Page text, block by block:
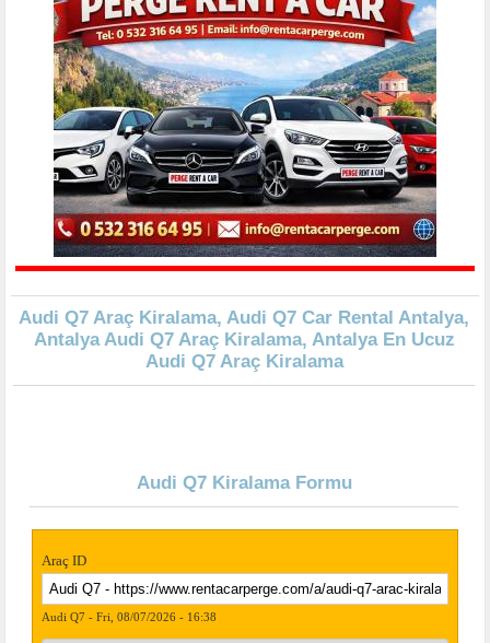
Audi Q7 Araç Kiralama, Audi Q7 Car Rental Antalya,
Antalya Audi Q7 Araç Kiralama, Antalya En Ucuz
Audi Q7 Araç Kiralama
Audi Q7 Kiralama Formu
Araç ID
Audi Q7 - Fri, 08/07/2026 - 16:38